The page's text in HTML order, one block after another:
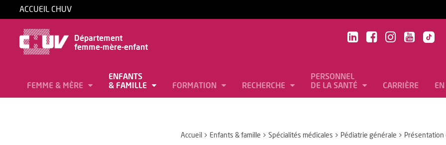
ACCUEIL CHUV
Département
femme-mère-enfant
FEMME & MÈRE
ENFANTS
& FAMILLE
FORMATION RECHERCHE
PERSONNEL
DE LA SANTÉ
CARRIÈRE
Accueil Enfants & famille Spécialités médicales Pédiatrie générale Présentation